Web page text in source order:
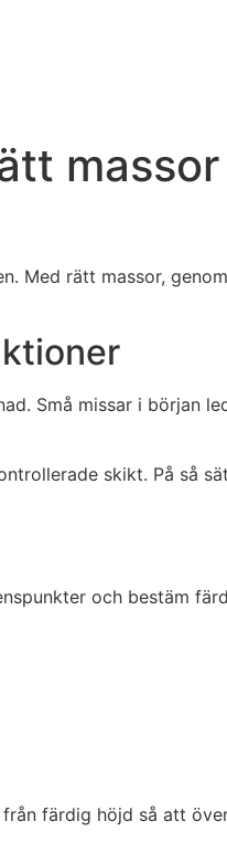
Med rätt massor,
Små missar i början
skikt. På så
och bestäm
färdig höjd så att